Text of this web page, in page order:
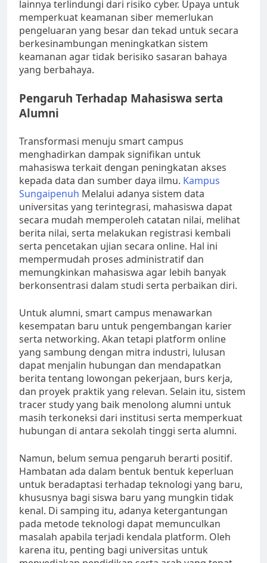
lainnya terlindungi dari risiko cyber. Upaya untuk
memperkuat keamanan siber memerlukan
pengeluaran yang besar dan tekad untuk secara
berkesinambungan meningkatkan sistem
keamanan agar tidak berisiko sasaran bahaya
yang berbahaya.
Pengaruh Terhadap Mahasiswa serta
Alumni
Transformasi menuju smart campus
menghadirkan dampak signifikan untuk
mahasiswa terkait dengan peningkatan akses
kepada data dan sumber daya ilmu. Kampus
Sungaipenuh Melalui adanya sistem data
universitas yang terintegrasi, mahasiswa dapat
secara mudah memperoleh catatan nilai, melihat
berita nilai, serta melakukan registrasi kembali
serta pencetakan ujian secara online. Hal ini
mempermudah proses administratif dan
memungkinkan mahasiswa agar lebih banyak
berkonsentrasi dalam studi serta perbaikan diri.
Untuk alumni, smart campus menawarkan
kesempatan baru untuk pengembangan karier
serta networking. Akan tetapi platform online
yang sambung dengan mitra industri, lulusan
dapat menjalin hubungan dan mendapatkan
berita tentang lowongan pekerjaan, burs kerja,
dan proyek praktik yang relevan. Selain itu, sistem
tracer study yang baik menolong alumni untuk
masih terkoneksi dari institusi serta memperkuat
hubungan di antara sekolah tinggi serta alumni.
Namun, belum semua pengaruh berarti positif.
Hambatan ada dalam bentuk bentuk keperluan
untuk beradaptasi terhadap teknologi yang baru,
khususnya bagi siswa baru yang mungkin tidak
kenal. Di samping itu, adanya ketergantungan
pada metode teknologi dapat memunculkan
masalah apabila terjadi kendala platform. Oleh
karena itu, penting bagi universitas untuk